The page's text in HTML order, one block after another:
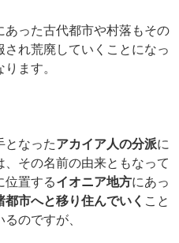
あった古代都市や村落もその
れ荒廃していくことになっ
ます。
となったアカイア人の分派に
、その名前の由来ともなって
位置するイオニア地方にあっ
都市へと移り住んでいく こと
のですが、